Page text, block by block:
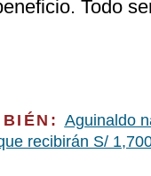
Todo
Aguinaldo
recibirán S/